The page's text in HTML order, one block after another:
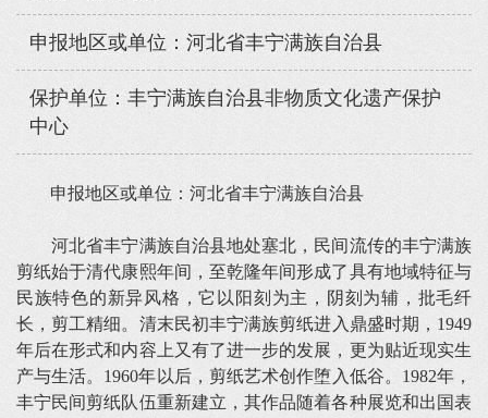
申报地区或单位：河北省丰宁满族自治县
保护单位：丰宁满族自治县非物质文化遗产保护
中心
申报地区或单位：河北省丰宁满族自治县
河北省丰宁满族自治县地处塞北，民间流传的丰宁满族
剪纸始于清代康熙年间，至乾隆年间形成了具有地域特征与
民族特色的新异风格，它以阳刻为主，阴刻为辅，批毛纤
长，剪工精细。清末民初丰宁满族剪纸进入鼎盛时期，1949
年后在形式和内容上又有了进一步的发展，更为贴近现实生
产与生活。1960年以后，剪纸艺术创作堕入低谷。1982年，
丰宁民间剪纸队伍重新建立，其作品随着各种展览和出国表